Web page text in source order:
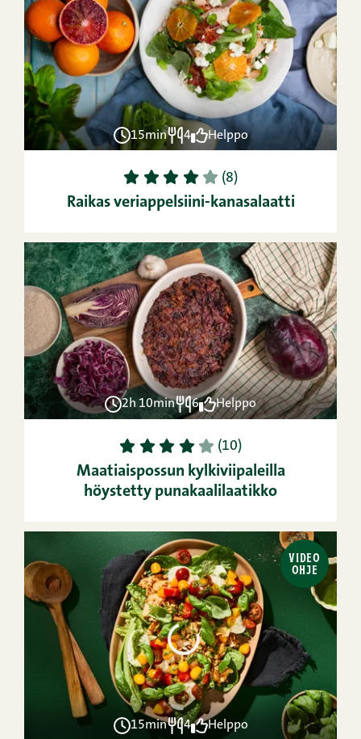
15min 4 Helppo
1 2 3 4 5 (8)
Raikas veriappelsiini-kanasalaatti
2h 10min 6 Helppo
1 2 3 4 5 (10)
Maatiaispossun kylkiviipaleilla
höystetty punakaalilaatikko
VIDEO
OHJE
15min 4 Helppo